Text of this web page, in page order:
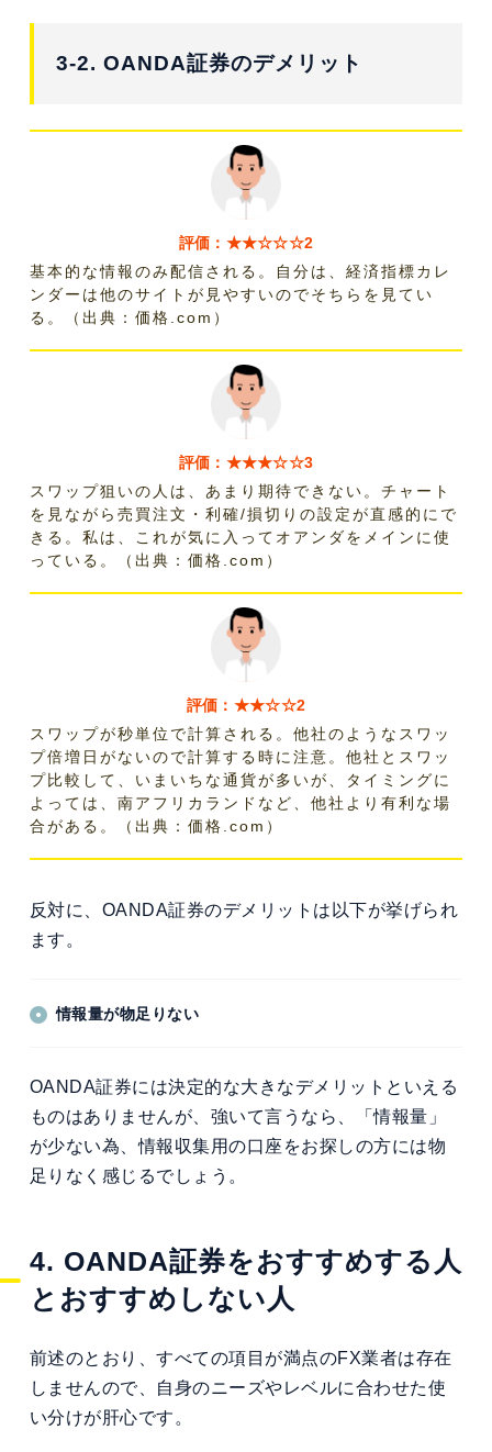
3-2. OANDA証券のデメリット
評価：★★☆☆☆2
基本的な情報のみ配信される。自分は、経済指標カレ
ンダーは他のサイトが見やすいのでそちらを見てい
る。（出典：価格.com）
評価：★★★☆☆3
スワップ狙いの人は、あまり期待できない。チャート
を見ながら売買注文・利確/損切りの設定が直感的にで
きる。私は、これが気に入ってオアンダをメインに使
っている。（出典：価格.com）
評価：★★☆☆2
スワップが秒単位で計算される。他社のようなスワッ
プ倍増日がないので計算する時に注意。他社とスワッ
プ比較して、いまいちな通貨が多いが、タイミングに
よっては、南アフリカランドなど、他社より有利な場
合がある。（出典：価格.com）
反対に、OANDA証券のデメリットは以下が挙げられ
ます。
情報量が物足りない
OANDA証券には決定的な大きなデメリットといえる
ものはありませんが、強いて言うなら、「情報量」
が少ない為、情報収集用の口座をお探しの方には物
足りなく感じるでしょう。
4. OANDA証券をおすすめする人
とおすすめしない人
前述のとおり、すべての項目が満点のFX業者は存在
しませんので、自身のニーズやレベルに合わせた使
い分けが肝心です。